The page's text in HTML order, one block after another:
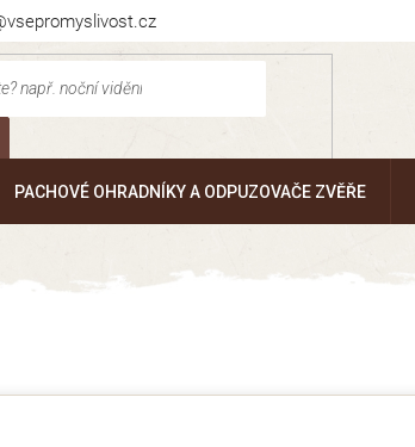
PACHOVÉ OHRADNÍKY A ODPUZOVAČE ZVĚŘE